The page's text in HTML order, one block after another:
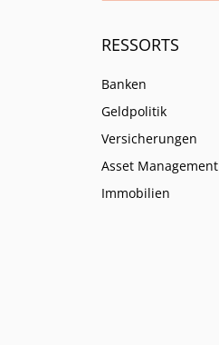
RESSORTS
Banken
Geldpolitik
Versicherungen
Asset Management
Immobilien